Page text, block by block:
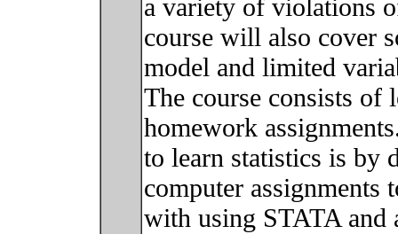
a variety of violations
course will also cover
model and limited
The course consists of
homework
to learn statistics is by
computer assignments
with using STATA and